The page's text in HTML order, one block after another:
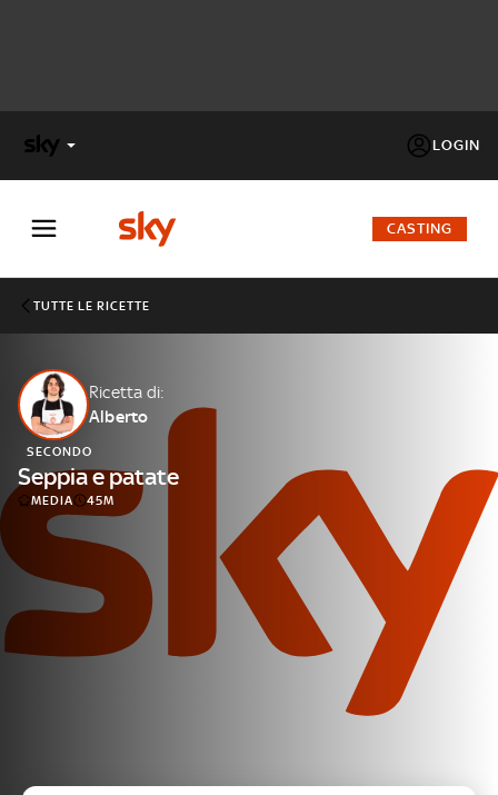
LOGIN
FACTOR
Cos’altro vedere:
PROGRAMMI SKY
Un mondo di offerte:
SKY.IT
NOW
CASTING
TUTTE LE RICETTE
Ricetta di:
Alberto
SECONDO
Seppia e patate
MEDIA 45M